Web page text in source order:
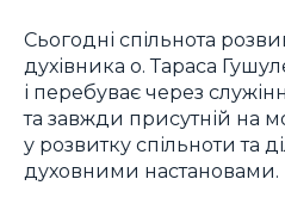
Сьогодні спільнота
духівника о. Тараса
і перебуває через
та завжди присутній на
у розвитку спільноти та
духовними настановами.